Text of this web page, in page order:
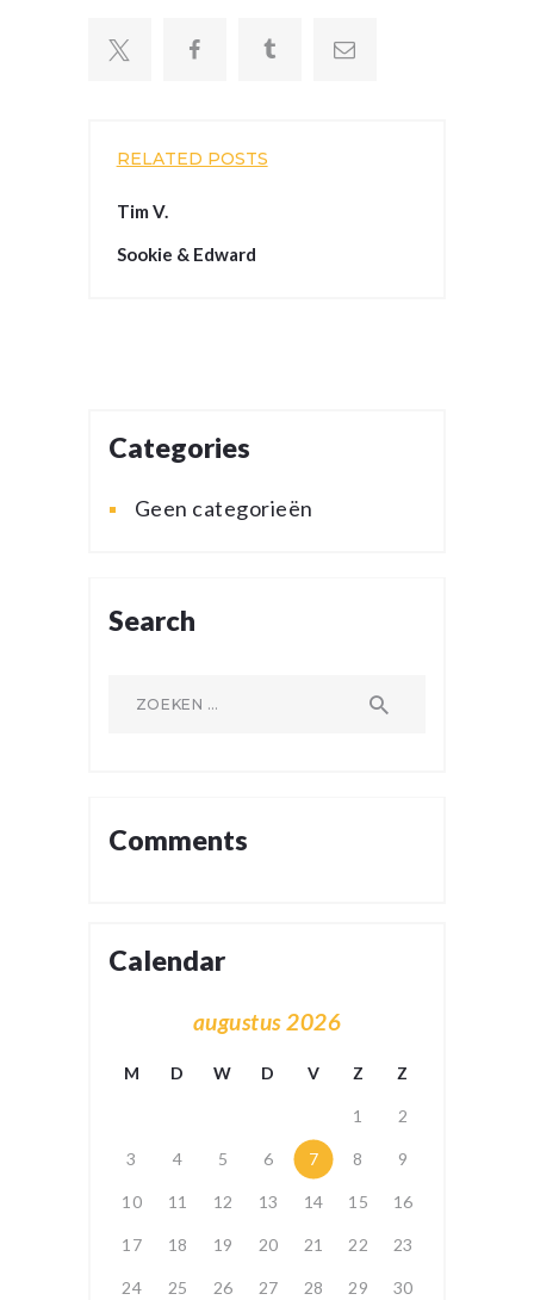
RELATED POSTS
Tim V.
Sookie & Edward
Categories
Geen categorieën
Search
Comments
Calendar
augustus 2026
M D W D V Z Z
1 2
3 4 5 6 7 8 9
10 11 12 13 14 15 16
17 18 19 20 21 22 23
24 25 26 27 28 29 30